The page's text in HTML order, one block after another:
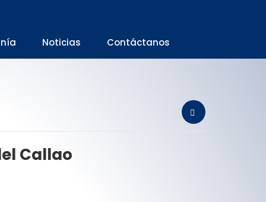
Noticias Contáctanos
Callao